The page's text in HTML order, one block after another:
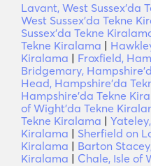
Lavant, West Sussex'da
West Sussex'da Tekne
Sussex'da Tekne
Tekne Kiralama |
Kiralama | Froxfield,
Bridgemary,
Head, Hampshire'da
Hampshire'da Tekne
of Wight'da Tekne
Tekne Kiralama |
Kiralama | Sherfield on
Kiralama | Barton
Kiralama | Chale, Isle of